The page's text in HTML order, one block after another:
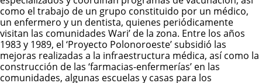
como el trabajo de un grupo constituido por un médico,
un enfermero y un dentista, quienes periódicamente
visitan las comunidades Wari’ de la zona. Entre los años
1983 y 1989, el ‘Proyecto Polonoroeste’ subsidió las
mejoras realizadas a la infraestructura médica, así como la
construcción de las ‘farmacias-enfermerías’ en las
comunidades, algunas escuelas y casas para los